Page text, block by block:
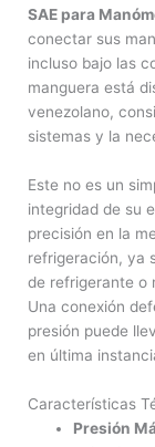
SAE para
conectar sus
incluso bajo las
manguera está
venezolano,
sistemas y la
Este no es un
integridad de su
precisión en la
refrigeración, ya
de refrigerante o
Una conexión
presión puede
en última
Características
Presión